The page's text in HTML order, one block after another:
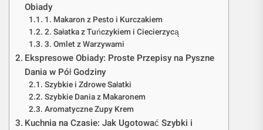
Obiady
1. Makaron z Pesto i Kurczakiem
2. Sałatka z Tuńczykiem i Ciecierzycą
3. Omlet z Warzywami
Ekspresowe Obiady: Proste Przepisy na Pyszne
Dania w Pół Godziny
Szybkie i Zdrowe Sałatki
Szybkie Dania z Makaronem
Aromatyczne Zupy Krem
Kuchnia na Czasie: Jak Ugotować Szybki i